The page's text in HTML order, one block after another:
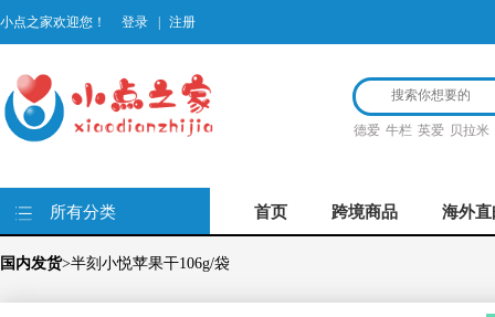
小点之家欢迎您！ 登录 注册
德爱 牛栏 英爱 贝拉米
所有分类 首页 跨境商品 海外直
国内发货>半刻小悦苹果干106g/袋